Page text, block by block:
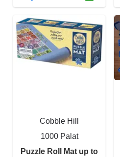
Cobble Hill
1000 Palat
Puzzle Roll Mat up to